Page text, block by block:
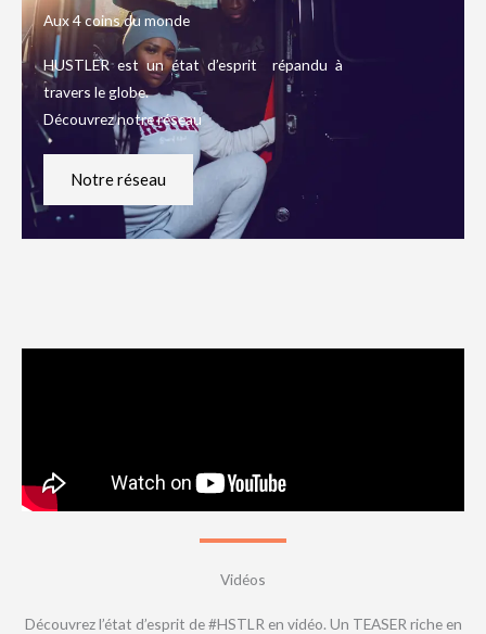
Aux 4 coins du monde
HUSTLER est un état d’esprit répandu à
travers le globe.
Découvrez notre réseau
Notre réseau
Vidéos
Découvrez l’état d’esprit de #HSTLR en vidéo. Un TEASER riche en